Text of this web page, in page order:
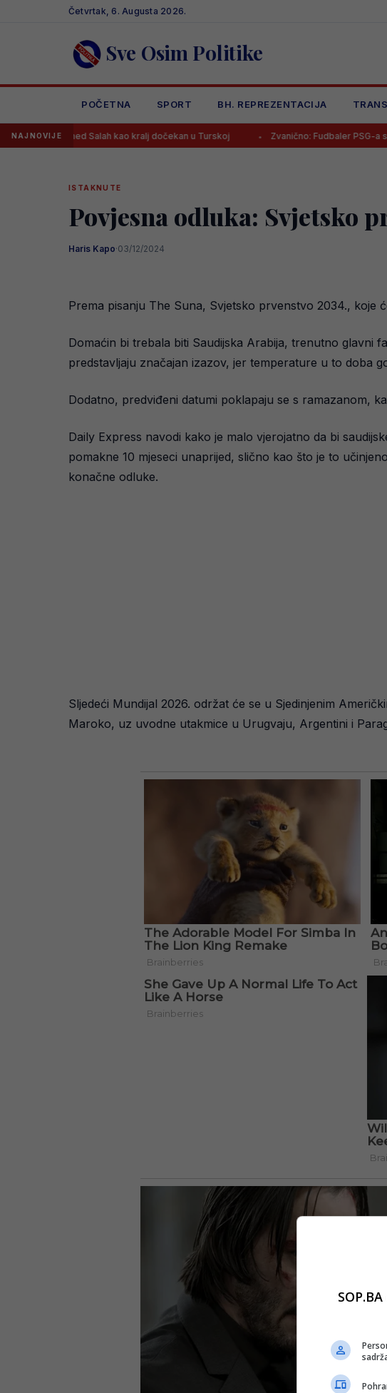
Četvrtak, 6. Augusta 2026.
Sve Osim Politike
POČETNA SPORT BH. REPREZENTACIJA
NAJNOVIJESalah kao kralj dočekan u Turskoj Zvanično: Fudbaler PSG-a stigao u
ISTAKNUTE
Povjesna odluka: Svjetsko
Haris Kapo·03/12/2024
Prema pisanju The Suna, Svjetsko prvenstvo 2034.,
Domaćin bi trebala biti Saudijska Arabija, trenutno glavni
predstavljaju značajan izazov, jer temperature u to doba
Dodatno, predviđeni datumi poklapaju se s ramazanom,
Daily Express navodi kako je malo vjerojatno da bi
pomakne 10 mjeseci unaprijed, slično kao što je to
konačne odluke.
Sljedeći Mundijal 2026. održat će se u Sjedinjenim
Maroko, uz uvodne utakmice u Urugvaju, Argentini i